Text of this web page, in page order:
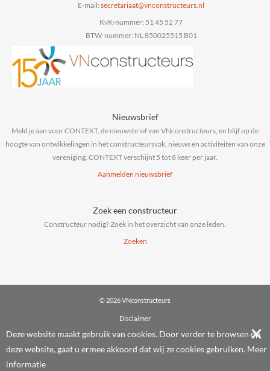
Deze website maakt gebruik van cookies. Door verder te browsen op
deze website, gaat u ermee akkoord dat wij ze cookies gebruiken. Meer
informatie
E-mail:
ln.sruetcurtsnocnv
@taairaterces
KvK-nummer: 51 45 52 77
BTW-nummer: NL 850025515 B01
Nieuwsbrief
Meld je aan voor CONTEXT, de nieuwsbrief van VNconstructeurs, en blijf op de
hoogte van ontwikkelingen in het constructeursvak, nieuws en activiteiten van onze
vereniging. CONTEXT verschijnt 5 tot 8 keer per jaar.
Aanmelden nieuwsbrief
Zoek een constructeur
Constructeur nodig? Zoek in het overzicht van onze leden.
Zoeken
© 2026 VNconstructeurs
Disclaimer
Privacy & cookies